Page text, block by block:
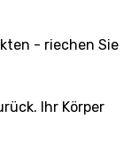
- riechen Sie
Ihr Körper